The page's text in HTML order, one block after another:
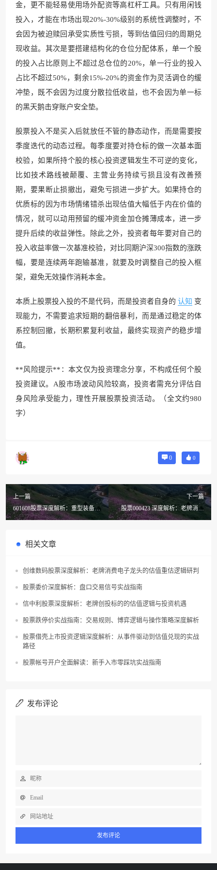
金，更不能轻易使用场外配资等高杠杆工具。只有用闲钱
投入，才能在市场出现20%-30%级别的系统性调整时，不
会因为被迫赎回承受实质性亏损，等到估值回归的周期兑
现收益。其次是要搭建结构化的仓位分配体系，单一个股
的投入占比原则上不超过总仓位的20%，单一行业的投入
占比不超过50%，剩余15%-20%的资金作为灵活调仓的缓
冲垫，既不会因为过度分散拉低收益，也不会因为单一标
的黑天鹅击穿账户安全垫。
股票投入不是买入后就放任不管的静态动作，而是需要按
季度迭代的动态过程。每季度要对持仓标的做一次基本面
校验，如果所持个股的核心投资逻辑发生不可逆的变化，
比如技术路线被颠覆、主营业务持续亏损且没有改善预
期，要果断止损撤出，避免亏损进一步扩大。如果持仓的
优质标的因为市场情绪错杀出现估值大幅低于内在价值的
情况，就可以动用预留的缓冲资金加仓摊薄成本，进一步
提升后续的收益弹性。除此之外，投资者每年要对自己的
投入收益率做一次基准校验，对比同期沪深300指数的涨跌
幅，要是连续两年跑输基准，就要及时调整自己的投入框
架，避免无效操作消耗本金。
本质上股票投入投的不是代码，而是投资者自身的 认知 变
现能力，不需要追求短期的翻倍暴利，而是通过稳定的体
系控制回撤，长期积累复利收益，最终实现资产的稳步增
值。
**风险提示**：本文仅为投资理念分享，不构成任何个股
投资建议。A股市场波动风险较高，投资者需充分评估自
身风险承受能力，理性开展股票投资活动。（全文约980
字）
0 0
上一篇
601608股票深度解析：重型装备龙
头的转型红利与投资价值研判
下一篇
股票000423 深度解析：老牌消费
白马的估值重构逻辑与投资机遇
相关文章
创维数码股票深度解析：老牌消费电子龙头的估值重估逻辑研判
股票委价深度解析：盘口交易信号实战指南
信中利股票深度解析：老牌创投标的的估值逻辑与投资机遇
股票跌停价实战指南：交易规则、博弈逻辑与操作策略深度解析
股票借壳上市投资逻辑深度解析：从事件驱动到估值兑现的实战
路径
股票帐号开户全面解读：新手入市零踩坑实战指南
发布评论